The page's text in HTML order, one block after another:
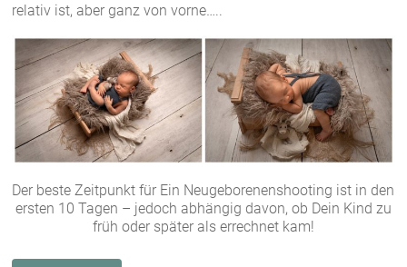
relativ ist, aber ganz von vorne…..
Der beste Zeitpunkt für Ein Neugeborenenshooting ist in den
ersten 10 Tagen – jedoch abhängig davon, ob Dein Kind zu
früh oder später als errechnet kam!